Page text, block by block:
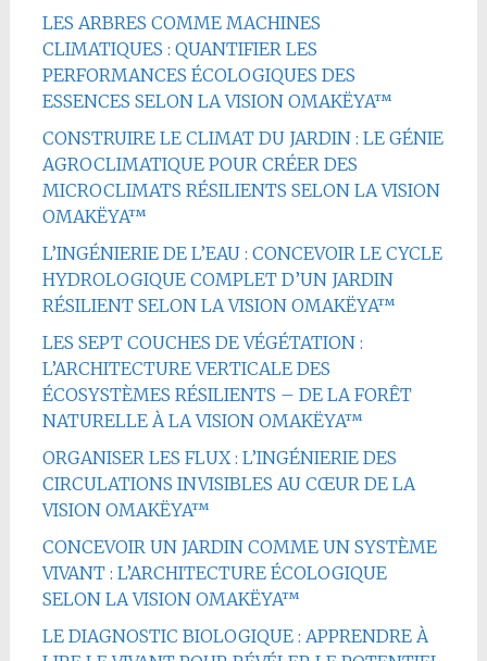
LES ARBRES COMME MACHINES
CLIMATIQUES : QUANTIFIER LES
PERFORMANCES ÉCOLOGIQUES DES
ESSENCES SELON LA VISION OMAKËYA™
CONSTRUIRE LE CLIMAT DU JARDIN : LE GÉNIE
AGROCLIMATIQUE POUR CRÉER DES
MICROCLIMATS RÉSILIENTS SELON LA VISION
OMAKËYA™
L’INGÉNIERIE DE L’EAU : CONCEVOIR LE CYCLE
HYDROLOGIQUE COMPLET D’UN JARDIN
RÉSILIENT SELON LA VISION OMAKËYA™
LES SEPT COUCHES DE VÉGÉTATION :
L’ARCHITECTURE VERTICALE DES
ÉCOSYSTÈMES RÉSILIENTS – DE LA FORÊT
NATURELLE À LA VISION OMAKËYA™
ORGANISER LES FLUX : L’INGÉNIERIE DES
CIRCULATIONS INVISIBLES AU CŒUR DE LA
VISION OMAKËYA™
CONCEVOIR UN JARDIN COMME UN SYSTÈME
VIVANT : L’ARCHITECTURE ÉCOLOGIQUE
SELON LA VISION OMAKËYA™
LE DIAGNOSTIC BIOLOGIQUE : APPRENDRE À